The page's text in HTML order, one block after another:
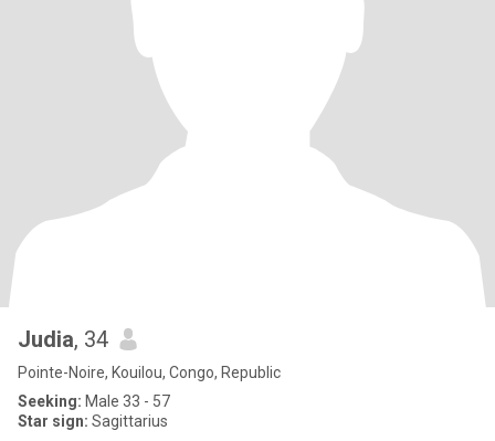
Judia, 34
Pointe-Noire, Kouilou, Congo, Republic
Seeking: Male 33 - 57
Star sign: Sagittarius